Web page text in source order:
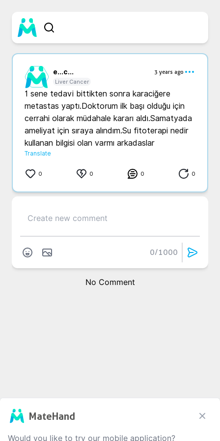
e...c...
3 years ago
Liver Cancer
1 sene tedavi bittikten sonra karaciğere
metastas yaptı.Doktorum ilk başı olduğu için
cerrahi olarak müdahale kararı aldı.Samatyada
ameliyat için sıraya alındım.Su fitoterapi nedir
kullanan bilgisi olan varmı arkadaslar
Translate
0 0 0 0
0/1000
No Comment
MateHand
Would you like to try our mobile application?